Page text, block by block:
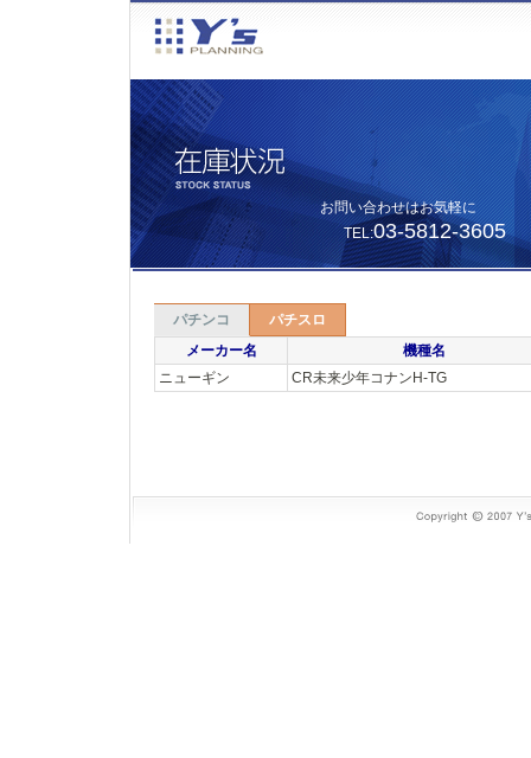
お問い合わせはお気軽に
TEL:03-5812-3605
パチンコ
パチスロ
メーカー名
機種名
ニューギン
CR未来少年コナンH-TG